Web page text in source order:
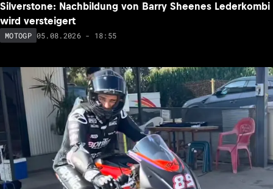
Silverstone: Nachbildung von Barry Sheenes Lederkombi
wird versteigert
MOTOGP 05.08.2026 - 18:55